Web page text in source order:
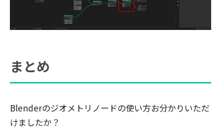
まとめ
Blenderのジオメトリノードの使い方お分かりいただ
けましたか？